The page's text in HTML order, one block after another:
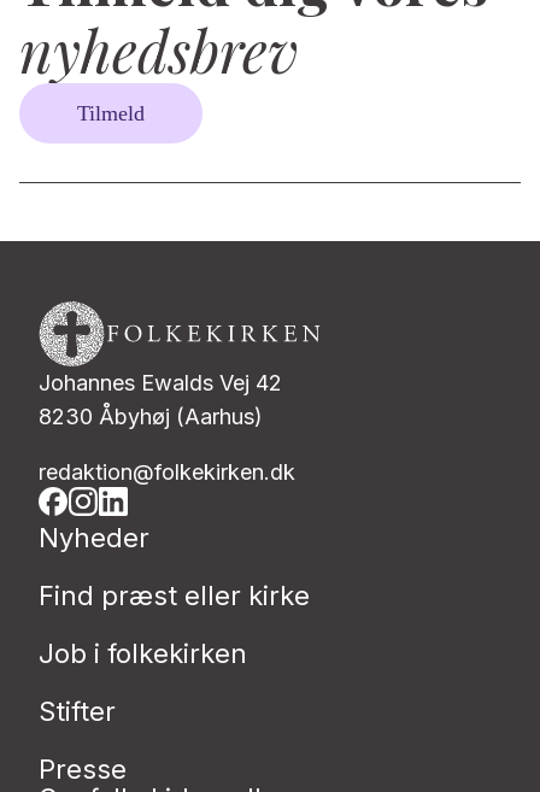
nyhedsbrev
Tilmeld
Johannes Ewalds Vej 42
8230 Åbyhøj (Aarhus)
redaktion@folkekirken.dk
Nyheder
Find præst eller kirke
Job i folkekirken
Stifter
Presse